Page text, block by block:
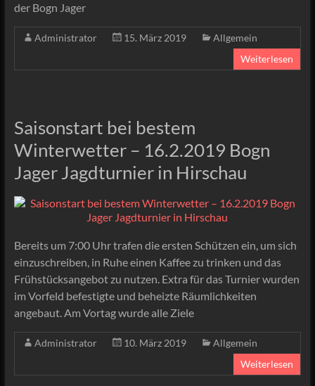
der Bogn Jager
Administrator 15. März 2019
Allgemein
Weiterlesen
Saisonstart bei bestem
Winterwetter – 16.2.2019 Bogn
Jager Jagdturnier in Hirschau
Bereits um 7:00 Uhr trafen die ersten Schützen ein, um sich
einzuschreiben, in Ruhe einen Kaffee zu trinken und das
Frühstücksangebot zu nutzen. Extra für das Turnier wurden
im Vorfeld befestigte und beheizte Räumlichkeiten
angebaut. Am Vortag wurde alle Ziele
Administrator 10. März 2019
Allgemein
Weiterlesen